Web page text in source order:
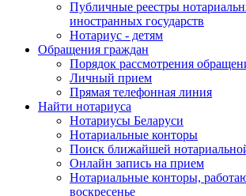
Публичные реестры
иностранных государств
Нотариус - детям
Обращения граждан
Порядок рассмотрения
Личный прием
Прямая телефонная линия
Найти нотариуса
Нотариусы Беларуси
Нотариальные конторы
Поиск ближайшей
Онлайн запись на прием
Нотариальные конторы,
воскресенье